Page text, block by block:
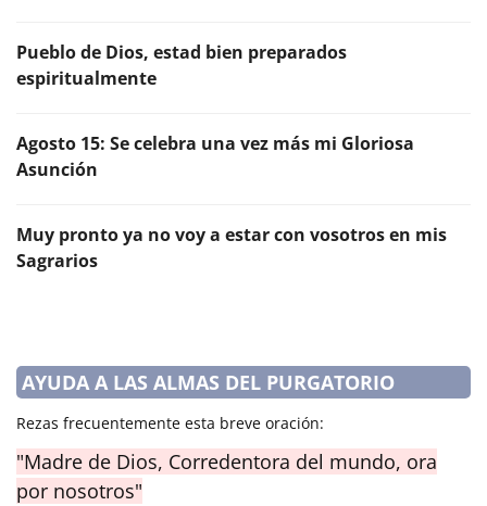
Pueblo de Dios, estad bien preparados
espiritualmente
Agosto 15: Se celebra una vez más mi Gloriosa
Asunción
Muy pronto ya no voy a estar con vosotros en mis
Sagrarios
AYUDA A LAS ALMAS DEL PURGATORIO
Rezas frecuentemente esta breve oración:
"Madre de Dios, Corredentora del mundo, ora
por nosotros"